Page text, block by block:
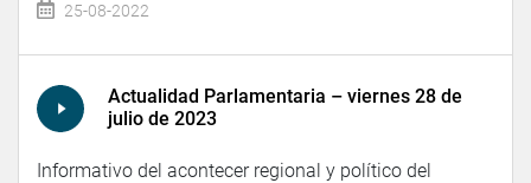
25-08-2022
Actualidad Parlamentaria – viernes 28 de
julio de 2023
Informativo del acontecer regional y político del